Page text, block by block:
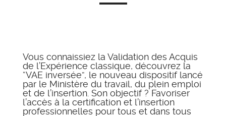
Vous connaissiez la Validation des Acquis
de l’Expérience classique, découvrez la
“VAE inversée”, le nouveau dispositif lancé
par le Ministère du travail, du plein emploi
et de l’insertion. Son objectif ? Favoriser
l’accès à la certification et l’insertion
professionnelles pour tous et dans tous